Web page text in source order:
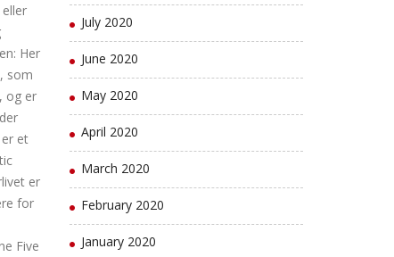
Her
som
og er
et
er
for
Five
July 2020
June 2020
May 2020
April 2020
March 2020
February 2020
January 2020